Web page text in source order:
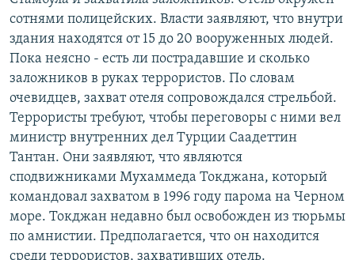
Все сайты РСЕ/РС
сотнями полицейских. Власти заявляют, что внутри
здания находятся от 15 до 20 вооруженных людей.
Пока неясно - есть ли пострадавшие и сколько
заложников в руках террористов. По словам
очевидцев, захват отеля сопровождался стрельбой.
Террористы требуют, чтобы переговоры с ними вел
министр внутренних дел Турции Саадеттин
Тантан. Они заявляют, что являются
сподвижниками Мухаммеда Токджана, который
командовал захватом в 1996 году парома на Черном
море. Токджан недавно был освобожден из тюрьмы
по амнистии. Предполагается, что он находится
среди террористов, захвативших отель.